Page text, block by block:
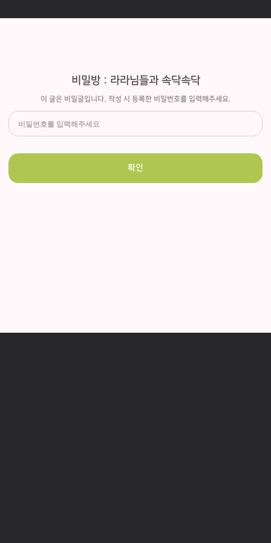
비밀방 : 라라님들과 속닥속닥
이 글은 비밀글입니다. 작성 시 등록한 비밀번호를 입력해주세요.
확인